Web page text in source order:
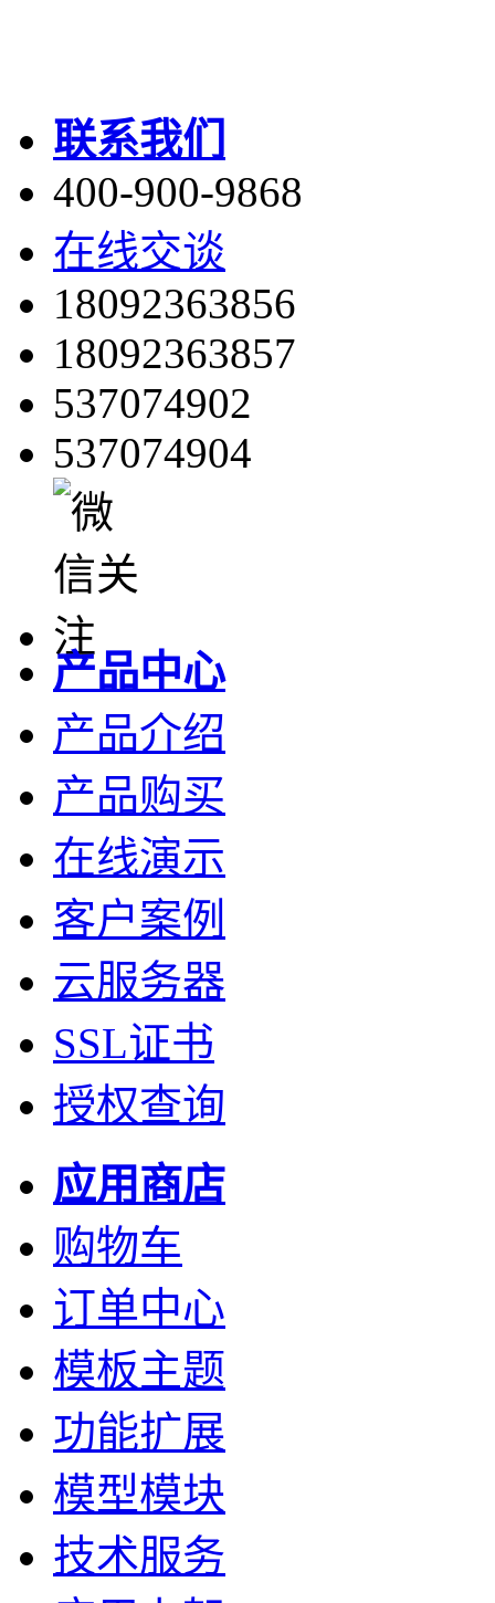
联系我们
400-900-9868
在线交谈
18092363856
18092363857
537074902
537074904
产品中心
产品介绍
产品购买
在线演示
客户案例
云服务器
SSL证书
授权查询
应用商店
购物车
订单中心
模板主题
功能扩展
模型模块
技术服务